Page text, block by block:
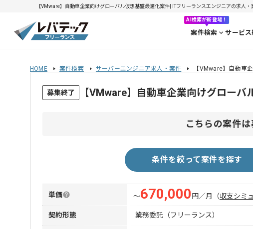
【VMware】自動車企業向けグローバル仮想基盤最適化案件| ITフリーランスエンジニアの求人
AI検索が新登場！
案件検索 サービ
HOME 案件検索 サーバーエンジニア求人・案件 【VMware】自動車
募集終了 【VMware】自動車企業向けグロー
こちらの案件
条件を絞って案件を探す
単価 〜670,000 円／月 （収支シミ
契約形態 業務委託（フリーランス）